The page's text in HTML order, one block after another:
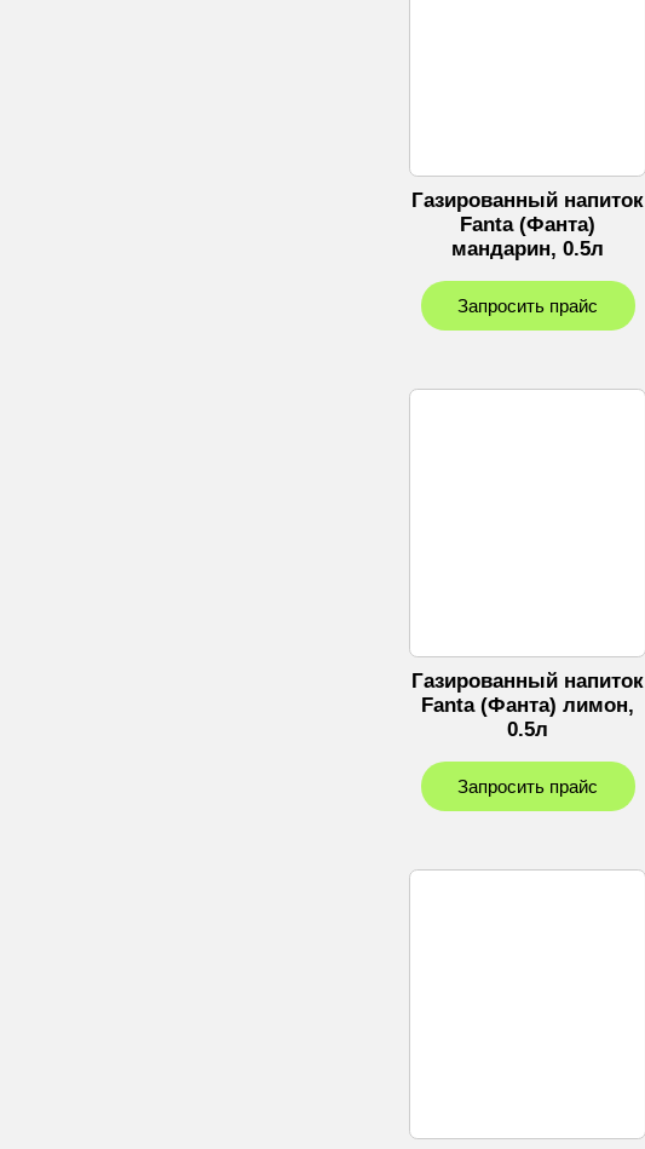
Газированный напиток
Fanta (Фанта)
мандарин, 0.5л
Запросить прайс
Газированный напиток
Fanta (Фанта) лимон,
0.5л
Запросить прайс